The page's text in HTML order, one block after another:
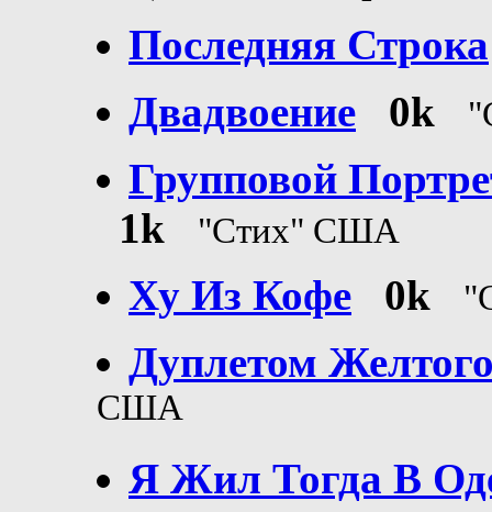
Последняя Строка
Двадвоение
0k
Групповой
1k
"Стих" США
Ху Из Кофе 0k
Дуплетом
США
Я Жил Тогда В